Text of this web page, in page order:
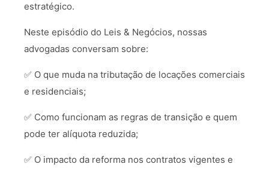
estratégico.
Neste episódio do Leis & Negócios, nossas
advogadas conversam sobre:
✅ O que muda na tributação de locações comerciais
e residenciais;
✅ Como funcionam as regras de transição e quem
pode ter alíquota reduzida;
✅ O impacto da reforma nos contratos vigentes e